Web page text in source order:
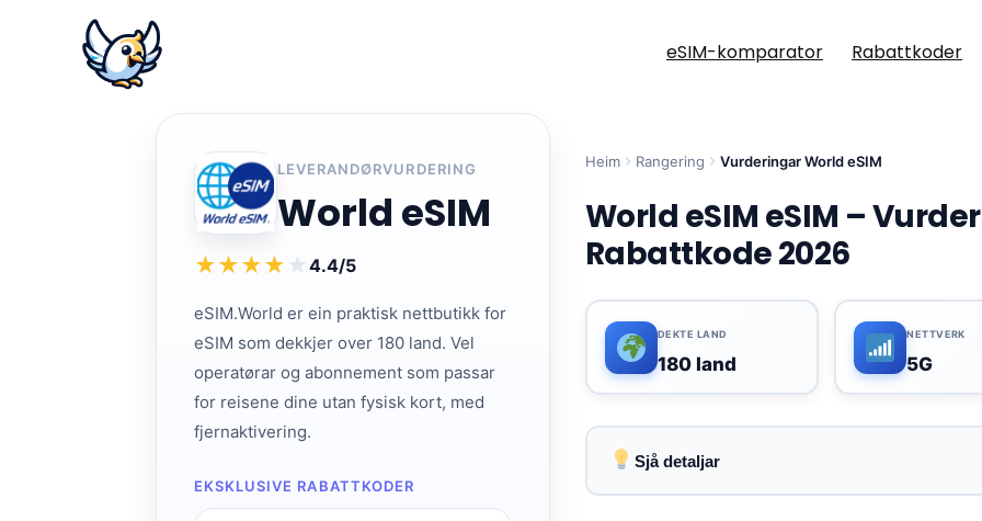
eSIM-komparator Rabattkoder
LEVERANDØRVURDERING
World eSIM
★★★★ ★4.4/5
eSIM.World er ein praktisk nettbutikk for
eSIM som dekkjer over 180 land. Vel
operatørar og abonnement som passar
for reisene dine utan fysisk kort, med
fjernaktivering.
EKSKLUSIVE RABATTKODER
Heim Rangering Vurderingar World eSIM
World eSIM eSIM –
Rabattkode 2026
DEKTE LAND
180 land
NETTVERK
5G
Sjå detaljar